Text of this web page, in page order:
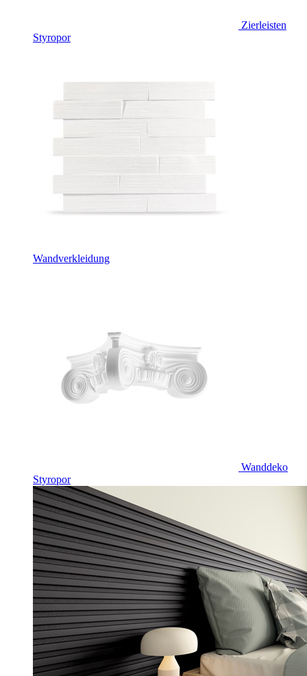
Zierleisten
Styropor
Wandverkleidung
Wanddeko
Styropor